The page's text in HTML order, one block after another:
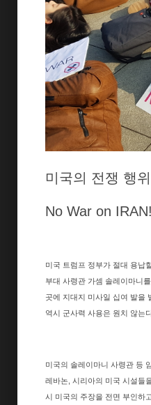
미국의 전쟁 행
No War on IRAN!
미국 트럼프 정부가 절대 용납
부대 사령관 가셈 솔레이마니
곳에 지대지 미사일 십여 발을
역시 군사력 사용은 원치 않는
미국의 솔레이마니 사령관 등
레바논, 시리아의 미국 시설들
시 미국의 주장을 전면 부인하